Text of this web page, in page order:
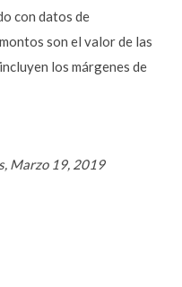
con datos de
son el valor de las
los márgenes de
Marzo 19, 2019